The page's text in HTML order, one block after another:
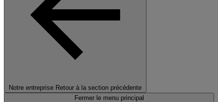
Notre entreprise Retour à la section précédente
Fermer le menu principal